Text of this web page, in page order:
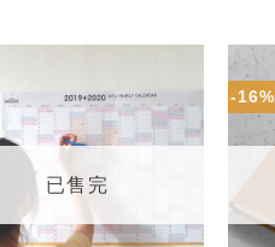
加入
「願
望輕
已售完
-16%